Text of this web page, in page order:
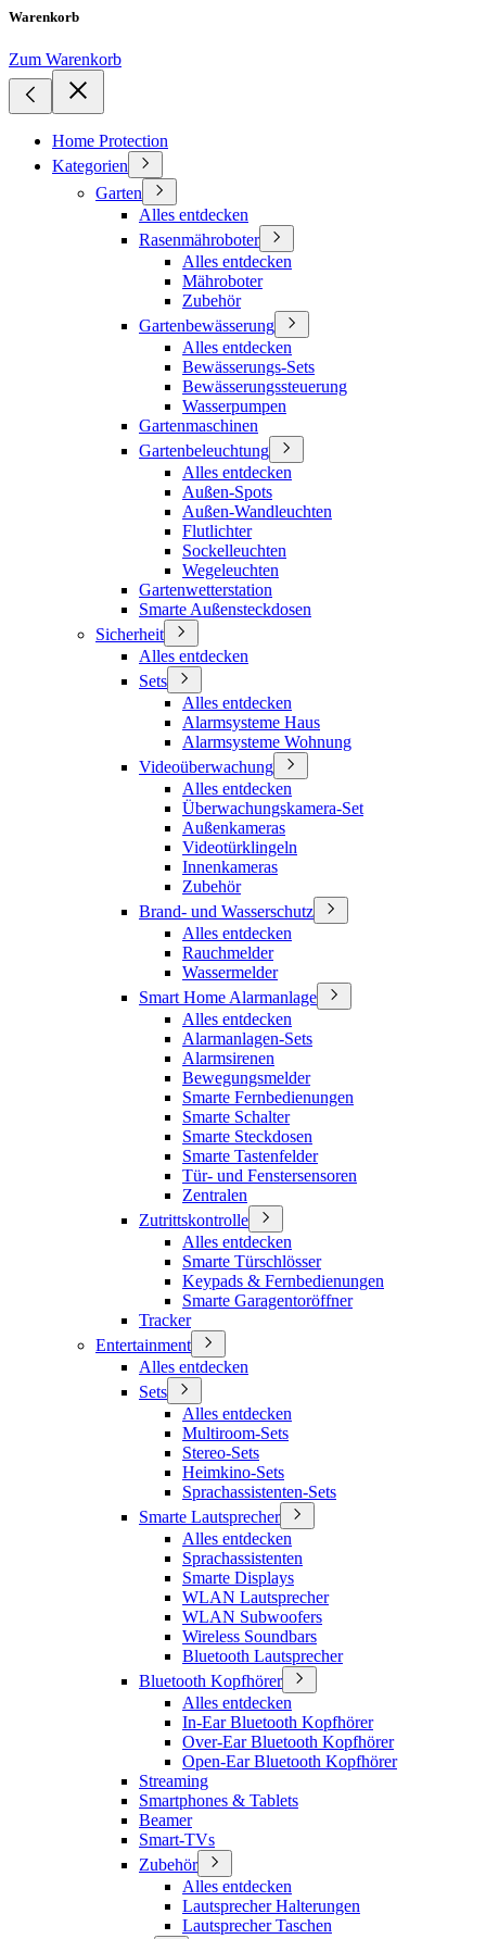
Warenkorb
Zum Warenkorb
Home Protection
Kategorien
Garten
Alles entdecken
Rasenmähroboter
Alles entdecken
Mähroboter
Zubehör
Gartenbewässerung
Alles entdecken
Bewässerungs-Sets
Bewässerungssteuerung
Wasserpumpen
Gartenmaschinen
Gartenbeleuchtung
Alles entdecken
Außen-Spots
Außen-Wandleuchten
Flutlichter
Sockelleuchten
Wegeleuchten
Gartenwetterstation
Smarte Außensteckdosen
Sicherheit
Alles entdecken
Sets
Alles entdecken
Alarmsysteme Haus
Alarmsysteme Wohnung
Videoüberwachung
Alles entdecken
Überwachungskamera-Set
Außenkameras
Videotürklingeln
Innenkameras
Zubehör
Brand- und Wasserschutz
Alles entdecken
Rauchmelder
Wassermelder
Smart Home Alarmanlage
Alles entdecken
Alarmanlagen-Sets
Alarmsirenen
Bewegungsmelder
Smarte Fernbedienungen
Smarte Schalter
Smarte Steckdosen
Smarte Tastenfelder
Tür- und Fenstersensoren
Zentralen
Zutrittskontrolle
Alles entdecken
Smarte Türschlösser
Keypads & Fernbedienungen
Smarte Garagentoröffner
Tracker
Entertainment
Alles entdecken
Sets
Alles entdecken
Multiroom-Sets
Stereo-Sets
Heimkino-Sets
Sprachassistenten-Sets
Smarte Lautsprecher
Alles entdecken
Sprachassistenten
Smarte Displays
WLAN Lautsprecher
WLAN Subwoofers
Wireless Soundbars
Bluetooth Lautsprecher
Bluetooth Kopfhörer
Alles entdecken
In-Ear Bluetooth Kopfhörer
Over-Ear Bluetooth Kopfhörer
Open-Ear Bluetooth Kopfhörer
Streaming
Smartphones & Tablets
Beamer
Smart-TVs
Zubehör
Alles entdecken
Lautsprecher Halterungen
Lautsprecher Taschen